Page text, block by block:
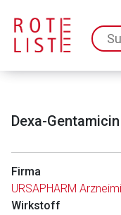
Dexa-
Firma
URSAPHARM
Wirkstoff